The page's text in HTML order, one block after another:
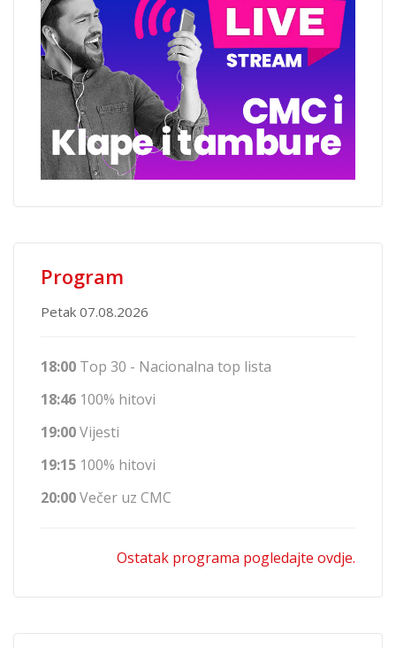
Program
Petak 07.08.2026
18:00 Top 30 - Nacionalna top lista
18:46 100% hitovi
19:00Vijesti
19:15 100% hitovi
20:00Večer uz CMC
Ostatak programa pogledajte ovdje.